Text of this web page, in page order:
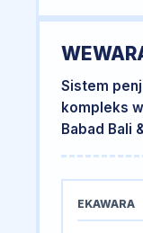
Sistem
kompleks
Babad Bali
EKAWARA